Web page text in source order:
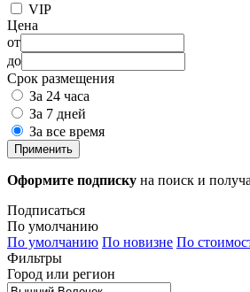
VIP
Цена
от
до
Срок размещения
За 24 часа
За 7 дней
За все время
Применить
Оформите подписку на поиск и
Подписаться
По умолчанию
По умолчанию По новизне По
Фильтры
Город или регион